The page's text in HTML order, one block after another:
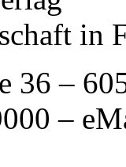
in
36 –
–